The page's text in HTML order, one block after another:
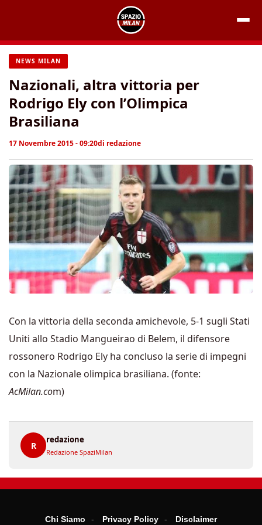
contenuto
NEWS MILAN
Nazionali, altra vittoria per
Rodrigo Ely con l’Olimpica
Brasiliana
17 Novembre 2015 - 09:20di redazione
Con la vittoria della seconda amichevole, 5-1 sugli Stati
Uniti allo Stadio Mangueirao di Belem, il difensore
rossonero Rodrigo Ely ha concluso la serie di impegni
con la Nazionale olimpica brasiliana. (fonte:
AcMilan.com)
R
redazione
Redazione SpaziMilan
Chi Siamo Privacy Policy Disclaimer